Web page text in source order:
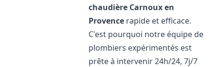
chaudière Carnoux en
Provence rapide et efficace.
C'est pourquoi notre équipe de
plombiers expérimentés est
prête à intervenir 24h/24, 7j/7